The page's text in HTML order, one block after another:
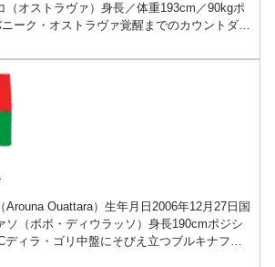
（オストラヴァ）身長／体重193cm／90kgポ
ーク・オストラヴァ覚醒までのカウントダウ
Arouna Ouattara）生年月日2006年12月27日国
ソ（ボボ・ディウラッソ）身長190cmポジシ
ディラ・ゴリ中盤にそびえ立つブルキナファ